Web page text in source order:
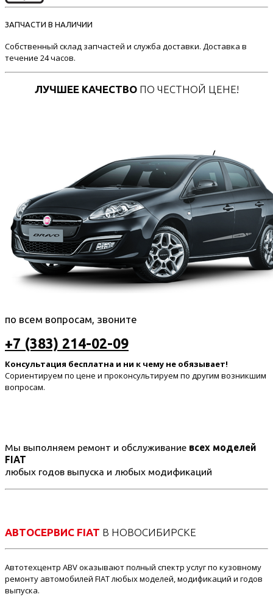
ЗАПЧАСТИ В НАЛИЧИИ
Собственный склад запчастей и служба доставки. Доставка в
течение 24 часов.
ЛУЧШЕЕ КАЧЕСТВОПО ЧЕСТНОЙ ЦЕНЕ!
по всем вопросам, звоните
+7 (383) 214-02-09
Консультация бесплатна и ни к чему не обязывает!
Сориентируем по цене и проконсультируем по другим возникшим
вопросам.
Мы выполняем ремонт и обслуживание всех моделей
FIAT
любых годов выпуска и любых модификаций
АВТОСЕРВИС FIAT В НОВОСИБИРСКЕ
Автотехцентр ABV оказывают полный спектр услуг по кузовному
ремонту автомобилей FIAT любых моделей, модификаций и годов
выпуска.